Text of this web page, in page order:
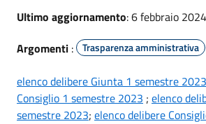
Ultimo aggiornamento: 6 febbraio
Argomenti : Trasparenza amministrativa
elenco delibere Giunta 1 semestre 2023
Consiglio 1 semestre 2023 ; elenco
semestre 2023; elenco delibere